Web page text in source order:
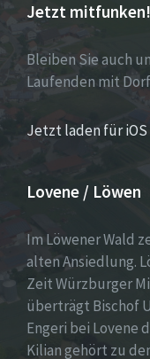
Jetzt mitfunken!
Bleiben Sie auch
Laufenden mit
Jetzt laden für iOS
Lovene / Löwen
Im Löwener Wald
alten Ansiedlung.
Zeit Würzburger
überträgt Bischof
Engeri bei Lovene
Kilian gehört zu